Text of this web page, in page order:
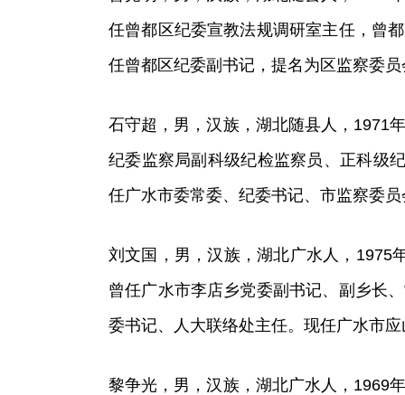
任曾都区纪委宣教法规调研室主任，曾
任曾都区纪委副书记，提名为区监察委
石守超，男，汉族，湖北随县人，1971
纪委监察局副科级纪检监察员、正科级
任广水市委常委、纪委书记、市监察委
刘文国，男，汉族，湖北广水人，1975
曾任广水市李店乡党委副书记、副乡长
委书记、人大联络处主任。现任广水市
黎争光，男，汉族，湖北广水人，1969